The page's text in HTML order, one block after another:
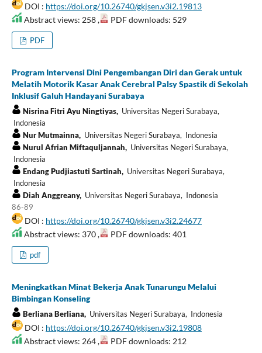
DOI : https://doi.org/10.26740/gkjsen.v3i2.19813
Abstract views: 258 ,
PDF downloads: 529
PDF
Program Intervensi Dini Pengembangan Diri dan Gerak untuk
Melatih Motorik Kasar Anak Cerebral Palsy Spastik di Sekolah
Inklusif Galuh Handayani Surabaya
Nisrina Fitri Ayu Ningtiyas,Universitas Negeri Surabaya,
Indonesia
Nur Mutmainna,Universitas Negeri Surabaya, Indonesia
Nurul Afrian Miftaquljannah,Universitas Negeri Surabaya,
Indonesia
Endang Pudjiastuti Sartinah,Universitas Negeri Surabaya,
Indonesia
Diah Anggreany,Universitas Negeri Surabaya, Indonesia
86-89
DOI : https://doi.org/10.26740/gkjsen.v3i2.24677
Abstract views: 370 ,
PDF downloads: 401
pdf
Meningkatkan Minat Bekerja Anak Tunarungu Melalui
Bimbingan Konseling
Berliana Berliana,Universitas Negeri Surabaya, Indonesia
DOI : https://doi.org/10.26740/gkjsen.v3i2.19808
Abstract views: 264 ,
PDF downloads: 212